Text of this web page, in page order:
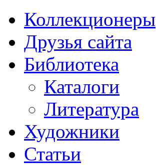
Коллекционеры
Друзья сайта
Библиотека
Каталоги
Литература
Художники
Статьи